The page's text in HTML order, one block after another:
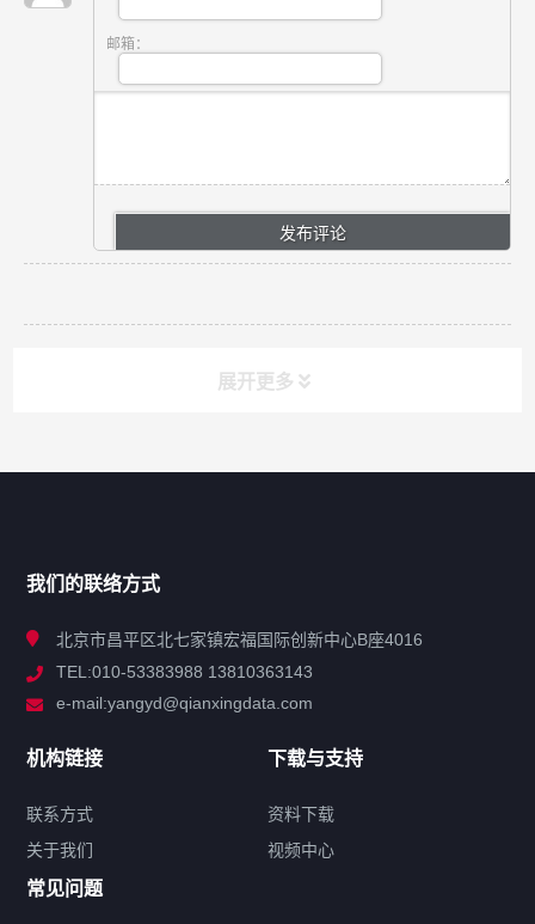
邮箱：
展开更多
解决方案
联系方式
我们的联络方式
北京市昌平区北七家镇宏福国际创新中心B座4016
TEL:010-53383988 13810363143
e-mail:yangyd@qianxingdata.com
机构链接
联系方式
关于我们
下载与支持
资料下载
视频中心
常见问题